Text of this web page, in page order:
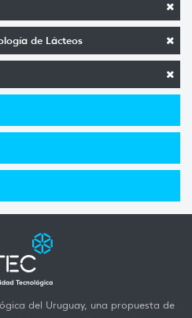
de Lácteos
del Uruguay, una propuesta de